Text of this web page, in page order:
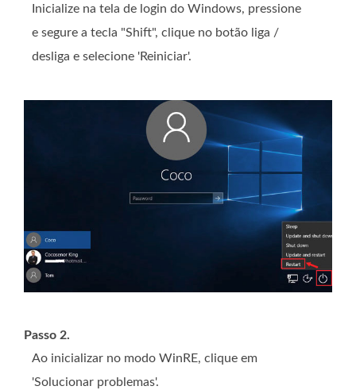
Inicialize na tela de login do Windows, pressione
e segure a tecla "Shift", clique no botão liga /
desliga e selecione 'Reiniciar'.
Passo 2.
Ao inicializar no modo WinRE, clique em
'Solucionar problemas'.